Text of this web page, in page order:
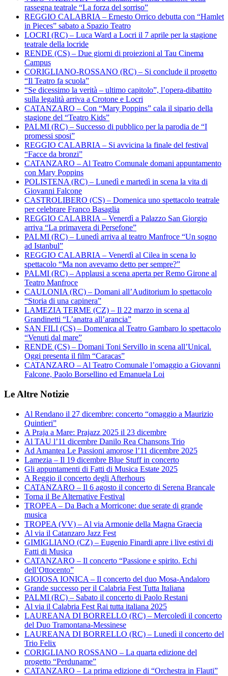
rassegna teatrale “La forza del sorriso”
REGGIO CALABRIA – Ernesto Orrico debutta con “Hamlet
in Pieces” sabato a Spazio Teatro
LOCRI (RC) – Luca Ward a Locri il 7 aprile per la stagione
teatrale della locride
RENDE (CS) – Due giorni di proiezioni al Tau Cinema
Campus
CORIGLIANO-ROSSANO (RC) – Si conclude il progetto
“Il Teatro fa scuola”
“Se dicessimo la verità – ultimo capitolo”, l’opera-dibattito
sulla legalità arriva a Crotone e Locri
CATANZARO – Con “Mary Poppins” cala il sipario della
stagione del “Teatro Kids”
PALMI (RC) – Successo di pubblico per la parodia de “I
promessi sposi”
REGGIO CALABRIA – Si avvicina la finale del festival
“Facce da bronzi”
CATANZARO – Al Teatro Comunale domani appuntamento
con Mary Poppins
POLISTENA (RC) – Lunedì e martedì in scena la vita di
Giovanni Falcone
CASTROLIBERO (CS) – Domenica uno spettacolo teatrale
per celebrare Franco Basaglia
REGGIO CALABRIA – Venerdì a Palazzo San Giorgio
arriva “La primavera di Persefone”
PALMI (RC) – Lunedì arriva al teatro Manfroce “Un sogno
ad Istanbul”
REGGIO CALABRIA – Venerdì al Cilea in scena lo
spettacolo “Ma non avevamo detto per sempre?”
PALMI (RC) – Applausi a scena aperta per Remo Girone al
Teatro Manfroce
CAULONIA (RC) – Domani all’Auditorium lo spettacolo
“Storia di una capinera”
LAMEZIA TERME (CZ) – Il 22 marzo in scena al
Grandinetti “L’anatra all’arancia”
SAN FILI (CS) – Domenica al Teatro Gambaro lo spettacolo
“Venuti dal mare”
RENDE (CS) – Domani Toni Servillo in scena all’Unical.
Oggi presenta il film “Caracas”
CATANZARO – Al Teatro Comunale l’omaggio a Giovanni
Falcone, Paolo Borsellino ed Emanuela Loi
Le Altre Notizie
Al Rendano il 27 dicembre: concerto “omaggio a Maurizio
Quintieri”
A Praja a Mare: Prajazz 2025 il 23 dicembre
Al TAU l’11 dicembre Danilo Rea Chansons Trio
Ad Amantea Le Passioni amorose l’11 dicembre 2025
Lamezia – Il 19 dicembre Blue Stuff in concerto
Gli appuntamenti di Fatti di Musica Estate 2025
A Reggio il concerto degli Afterhours
CATANZARO – Il 6 agosto il concerto di Serena Brancale
Torna il Be Alternative Festival
TROPEA – Da Bach a Morricone: due serate di grande
musica
TROPEA (VV) – Al via Armonie della Magna Graecia
Al via il Catanzaro Jazz Fest
GIMIGLIANO (CZ) – Eugenio Finardi apre i live estivi di
Fatti di Musica
CATANZARO – Il concerto “Passione e spirito. Echi
dell’Ottocento”
GIOIOSA IONICA – Il concerto del duo Mosa-Andaloro
Grande successo per il Calabria Fest Tutta Italiana
PALMI (RC) – Sabato il concerto di Paolo Restani
Al via il Calabria Fest Rai tutta italiana 2025
LAUREANA DI BORRELLO (RC) – Mercoledì il concerto
del Duo Tramontana-Messinese
LAUREANA DI BORRELLO (RC) – Lunedì il concerto del
Trio Felix
CORIGLIANO ROSSANO – La quarta edizione del
progetto “Perduname”
CATANZARO – La prima edizione di “Orchestra in Flauti”